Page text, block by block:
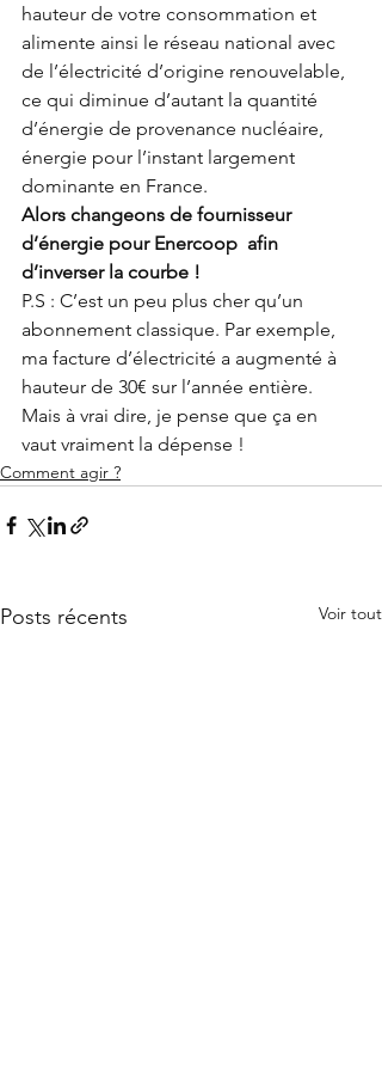
hauteur de votre consommation et
alimente ainsi le réseau national avec
de l’électricité d’origine renouvelable,
ce qui diminue d’autant la quantité
d’énergie de provenance nucléaire,
énergie pour l’instant largement
dominante en France.
Alors changeons de fournisseur
d’énergie pour Enercoop  afin
d’inverser la courbe !
P.S : C’est un peu plus cher qu’un
abonnement classique. Par exemple,
ma facture d’électricité a augmenté à
hauteur de 30€ sur l’année entière.
Mais à vrai dire, je pense que ça en
vaut vraiment la dépense !
Comment agir ?
Posts récents Voir tout